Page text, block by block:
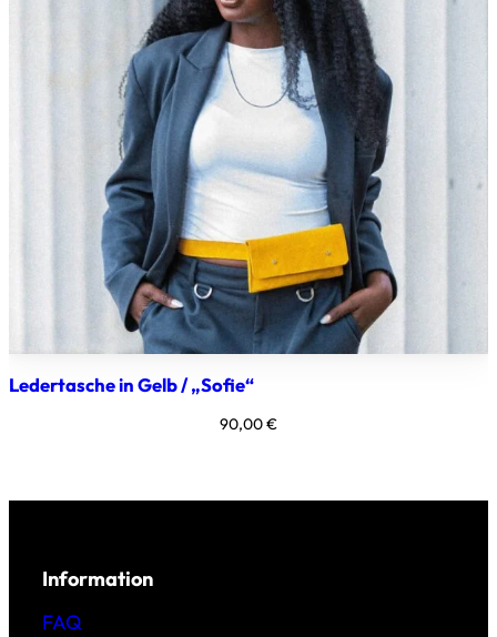
Ledertasche in Gelb / „Sofie“
90,00€
Information
FAQ